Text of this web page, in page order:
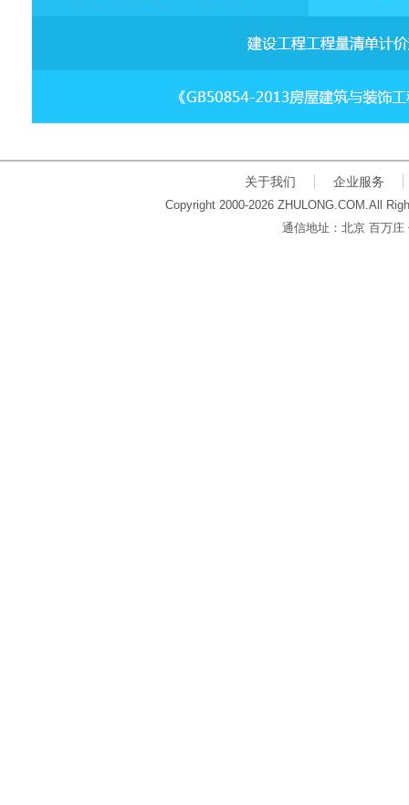
关于我们 企业服务
Copyright 2000-2026 ZHULONG.COM.All
通信地址：北京 百万